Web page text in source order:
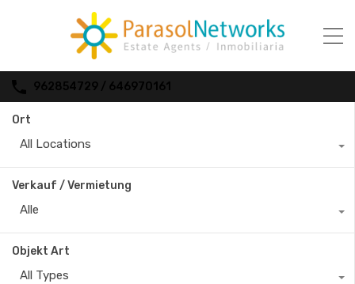
962854729 / 646970161
Ort
All Locations
Verkauf / Vermietung
Alle
Objekt Art
All Types